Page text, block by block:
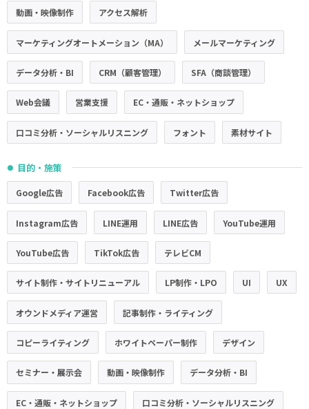
動画・映像制作 アクセス解析
マーケティングオートメーション（MA） メールマーケティング
データ分析・BI CRM（顧客管理） SFA（商談管理）
Web会議 営業支援 EC・通販・ネットショップ
口コミ分析・ソーシャルリスニング フォント 素材サイト
● 目的・施策
Google広告 Facebook広告 Twitter広告
Instagram広告 LINE運用 LINE広告 YouTube運用
YouTube広告 TikTok広告 テレビCM
サイト制作・サイトリニューアル LP制作・LPO UI UX
オウンドメディア運営 記事制作・ライティング
コピーライティング ホワイトペーパー制作 デザイン
セミナー・展示会 動画・映像制作 データ分析・BI
EC・通販・ネットショップ 口コミ分析・ソーシャルリスニング